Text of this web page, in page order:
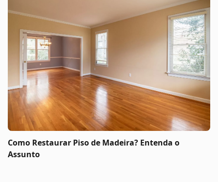
Como Restaurar Piso de Madeira? Entenda o
Assunto